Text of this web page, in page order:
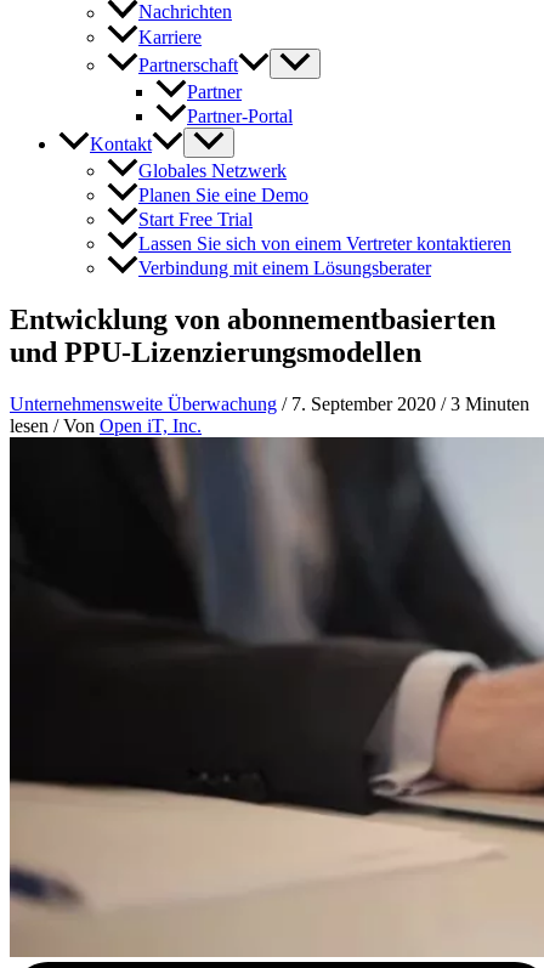
Nachrichten
Karriere
Partnerschaft
Partner
Partner-Portal
Kontakt
Globales Netzwerk
Planen Sie eine Demo
Start Free Trial
Lassen Sie sich von einem Vertreter kontaktieren
Verbindung mit einem Lösungsberater
Entwicklung von abonnementbasierten
und PPU-Lizenzierungsmodellen
Unternehmensweite Überwachung / 7. September 2020 /3 Minuten
lesen / Von Open iT, Inc.